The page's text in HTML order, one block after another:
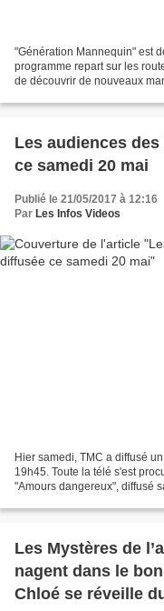
"Génération Mannequin" est
programme repart sur les
de découvrir de nouveaux
Les audiences
ce samedi 20 mai
Publié le 21/05/2017 à 12:16
Par Les Infos Videos
Hier samedi, TMC a diffusé
19h45. Toute la télé s'est
"Amours dangereux", diffusé
Les Mystères de
nagent dans le
Chloé se réveille